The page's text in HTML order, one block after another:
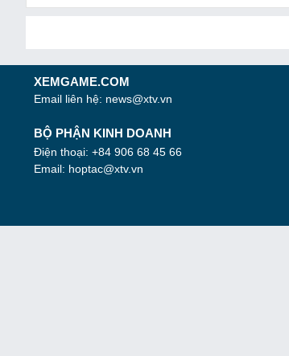
XEMGAME.COM
Email liên hệ: news@xtv.vn
BỘ PHẬN KINH DOANH
Điện thoại: +84 906 68 45 66
Email: hoptac@xtv.vn